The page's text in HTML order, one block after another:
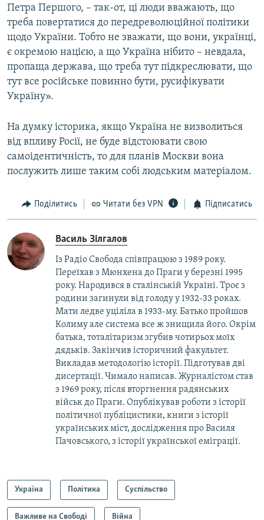
Петра Першого, – так-от, ці люди вважають, що
треба повертатися до передреволюційної політики
щодо України. Тобто не зважати, що вони, українці,
є окремою нацією, а що Україна нібито – невдала,
пропаща держава, що треба тут підкреслювати, що
тут все російське повинно бути, русифікувати
Україну».
На думку історика, якщо Україна не визволиться
від впливу Росії, не буде відстоювати свою
самоідентичність, то для планів Москви вона
послужить лише таким собі людським матеріалом.
Поділитись Читати без VPN Підписатись
Василь Зілгалов
Із Радіо Свобода співпрацюю з 1989 року.
Переїхав з Мюнхена до Праги у березні 1995
року. Народився в сталінській Україні. Троє з
родини загинули від голоду у 1932-33 роках.
Мати ледве уціліла в 1933-му. Батько пройшов
Колиму але система все ж знищила його. Окрім
батька, тоталітаризм згубив чотирьох моїх
дядьків. Закінчив історичний факультет.
Викладав методологію історії. Підготував дві
дисертації. Чимало написав. Журналістом став
з 1969 року, після вторгнення радянських
військ до Праги. Опублікував роботи з історії
політичної публіцистики, книги з історії
українських міст, дослідження про Василя
Пачовського, з історії української еміграції.
Україна Політика Суспільство
Важливе на Свободі Війна